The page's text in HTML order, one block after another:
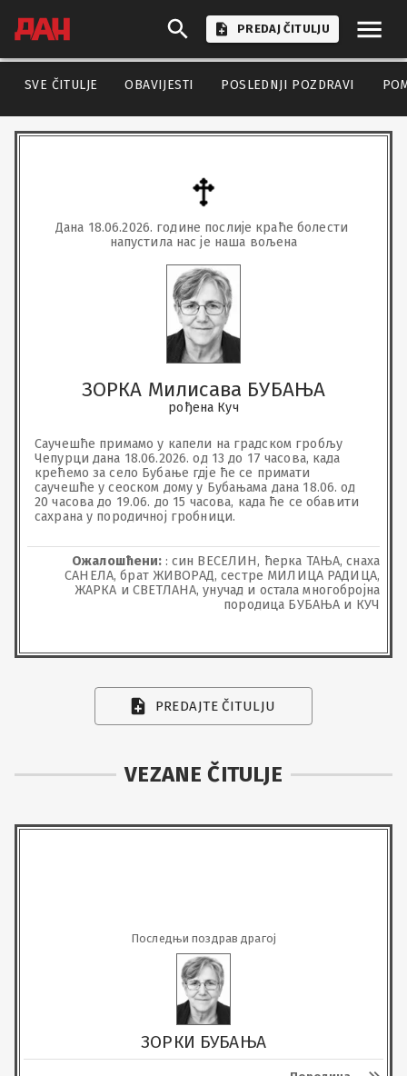
PREDAJ ČITULJU
SVE ČITULJE OBAVIJESTI POSLEDNJI POZDRAVI
Дана 18.06.2026. године послије краће болести
напустила нас је наша вољена
ЗОРКА Милисава БУБАЊА
рођена Куч
Саучешће примамо у капели на градском гробљу
Чепурци дана 18.06.2026. од 13 до 17 часова, када
крећемо за село Бубање гд‌је ће се примати
саучешће у сеоском дому у Бубањама дана 18.06. од
20 часова до 19.06. до 15 часова, када ће се обавити
сахрана у породичној гробници.
Ожалошћени: : син ВЕСЕЛИН, ћерка ТАЊА, снаха
САНЕЛА, брат ЖИВОРАД, сестре МИЛИЦА РАДИЦА,
ЖАРКА и СВЕТЛАНА, унучад и остала многобројна
породица БУБАЊА и КУЧ
PREDAJTE ČITULJU
VEZANE ČITULJE
Последњи поздрав драгој
ЗОРКИ БУБАЊА